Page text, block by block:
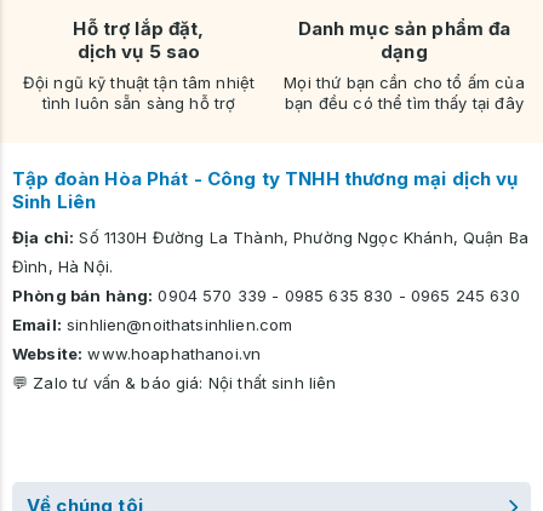
Hỗ trợ lắp đặt,
dịch vụ 5 sao
Đội ngũ kỹ thuật tận tâm nhiệt
tình luôn sẵn sàng hỗ trợ
Danh mục sản phẩm đa
dạng
Mọi thứ bạn cần cho tổ ấm của
bạn đều có thể tìm thấy tại đây
Tập đoàn Hòa Phát - Công ty TNHH thương mại dịch vụ
Sinh Liên
Địa chỉ: Số 1130H Đường La Thành, Phường Ngọc Khánh, Quận Ba
Đình, Hà Nội.
Phòng bán hàng: 0904 570 339 - 0985 635 830 - 0965 245 630
Email: sinhlien@noithatsinhlien.com
Website: www.hoaphathanoi.vn
💬 Zalo tư vấn & báo giá: Nội thất sinh liên
Về chúng tôi